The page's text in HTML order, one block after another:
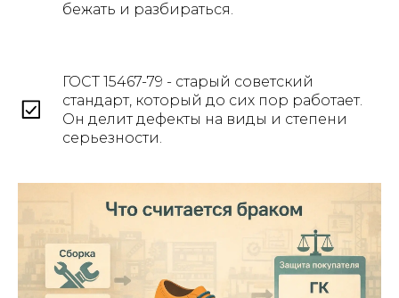
бежать и разбираться.
ГОСТ 15467-79 - старый советский
стандарт, который до сих пор работает.
Он делит дефекты на виды и степени
серьезности.